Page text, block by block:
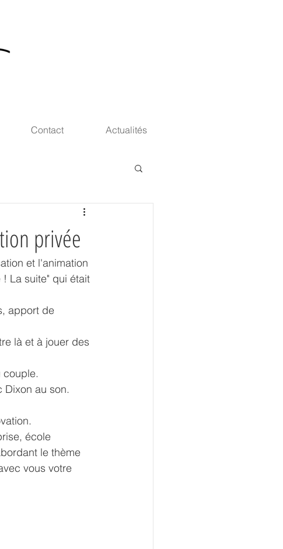
Contact Actualités
privée
et l'animation
La suite" qui était
apport de
là et à jouer des
couple.
Dixon au son.
école
le thème
vous votre